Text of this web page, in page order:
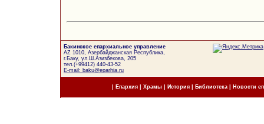
Бакинское епархиальное управление
AZ 1010, Азербайджанская Республика,
г.Баку, ул.Ш.Азизбекова, 205
тел.(+99412) 440-43-52
E-mail: baku@eparhia.ru
Епархия| Храмы История| Библиотека Новости